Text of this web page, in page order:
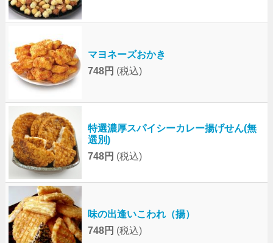
マヨネーズおかき
748円 (税込)
特選濃厚スパイシーカレー揚げせん(無
選別)
748円 (税込)
味の出逢いこわれ（揚）
748円 (税込)